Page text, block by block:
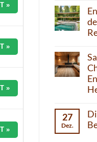
»
»
»
»
27
Dez.